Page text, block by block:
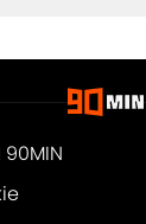
90MIN